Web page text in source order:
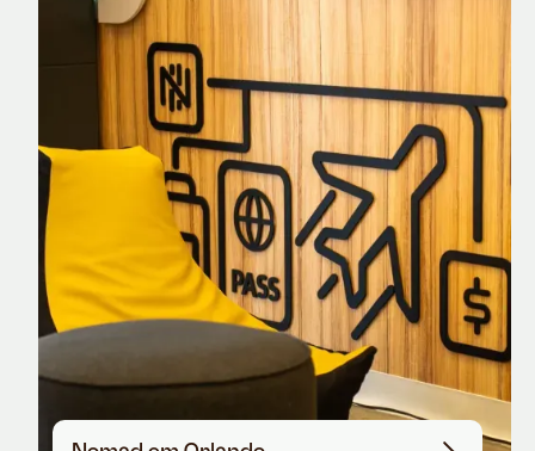
Nomad Explorer
Cartão de crédito brasileiro com cashback
em dólar